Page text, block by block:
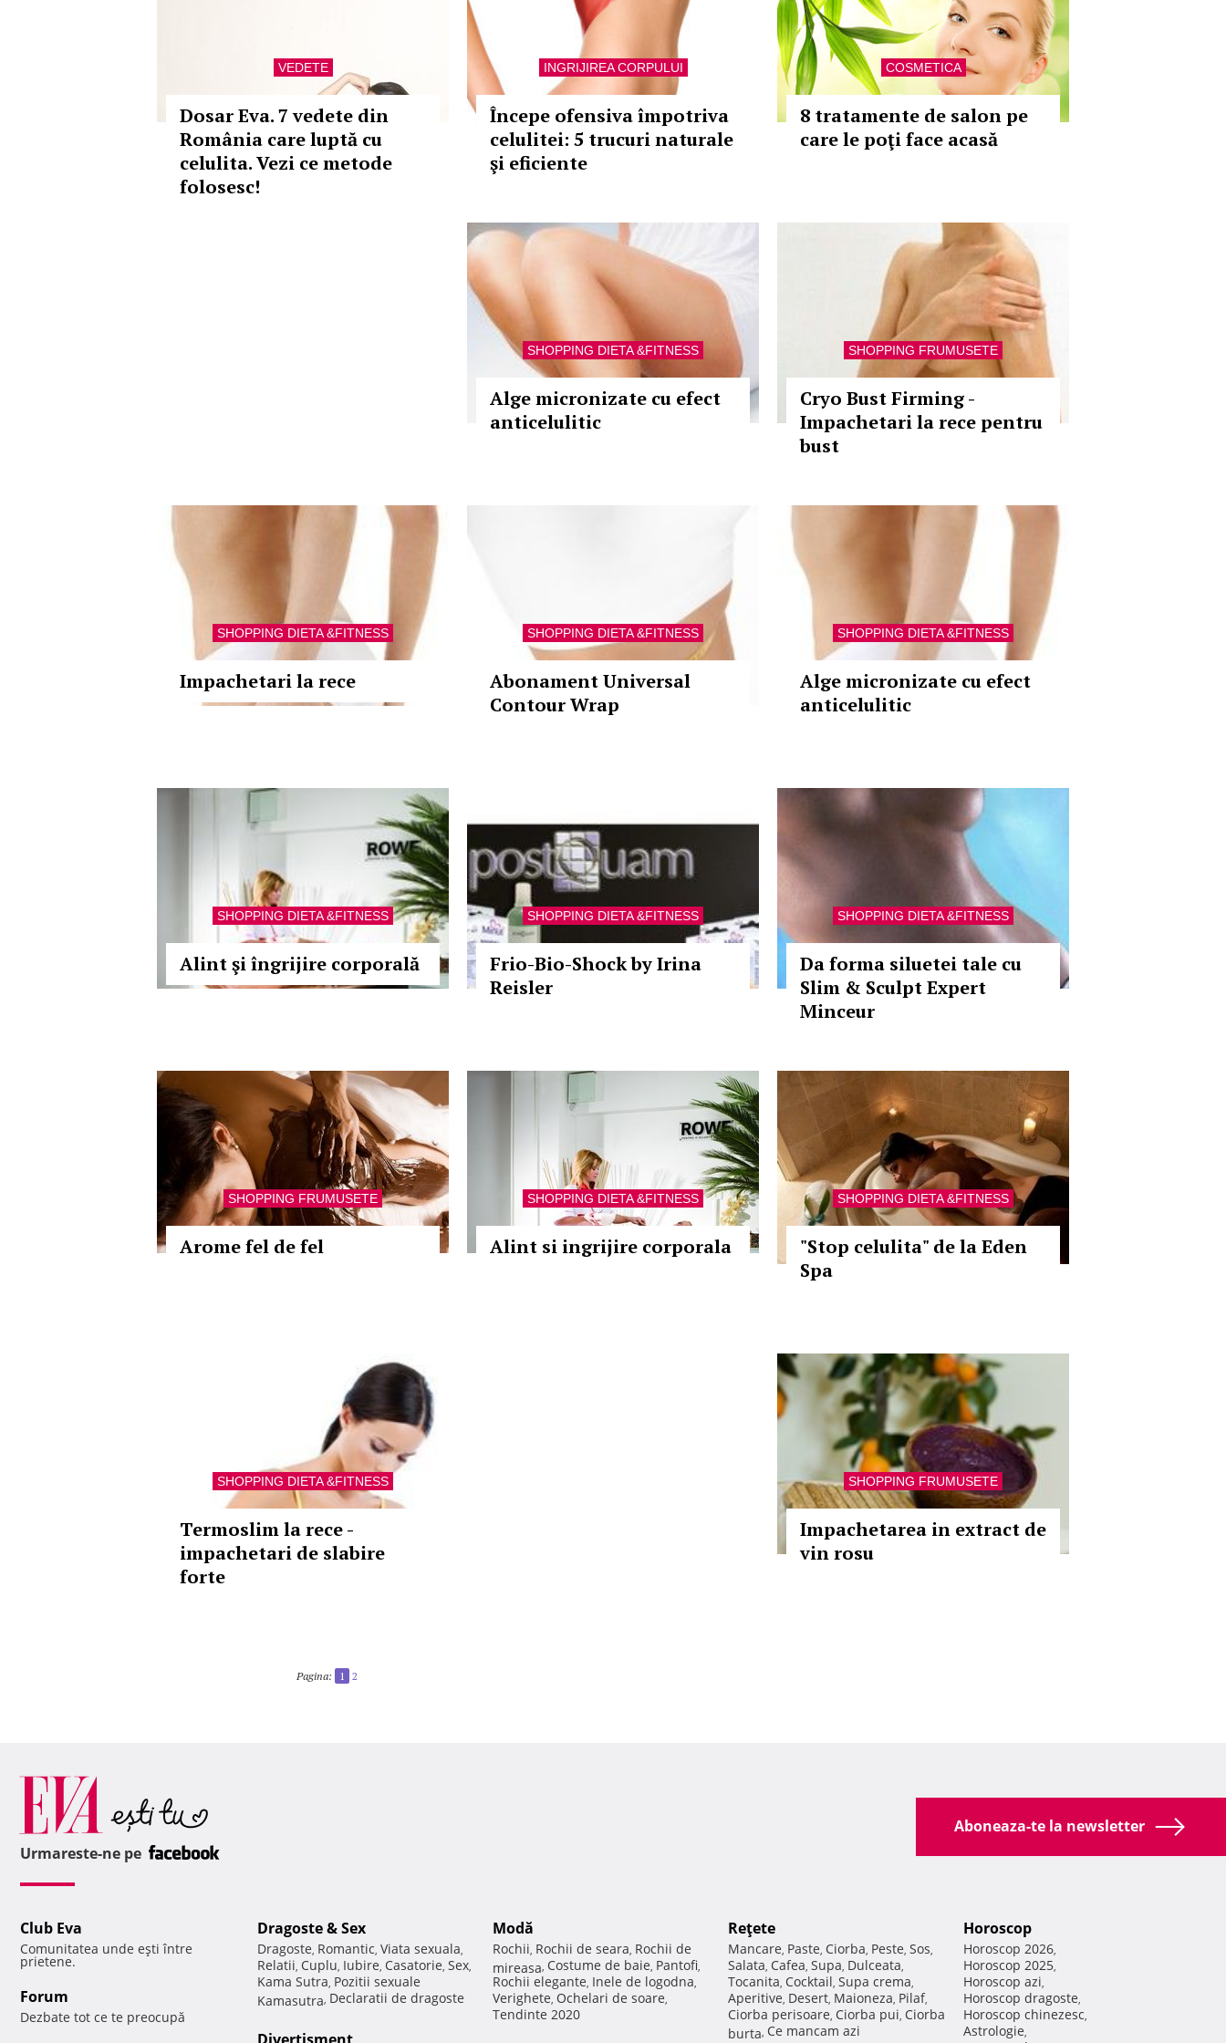
VEDETE
Dosar Eva. 7 vedete din
România care luptă cu
celulita. Vezi ce metode
folosesc!
INGRIJIREA CORPULUI
Începe ofensiva împotriva
celulitei: 5 trucuri naturale
şi eficiente
COSMETICA
8 tratamente de salon pe
care le poţi face acasă
SHOPPING DIETA &FITNESS
Alge micronizate cu efect
anticelulitic
SHOPPING FRUMUSETE
Cryo Bust Firming -
Impachetari la rece pentru
bust
SHOPPING DIETA &FITNESS
Impachetari la rece
SHOPPING DIETA &FITNESS
Abonament Universal
Contour Wrap
SHOPPING DIETA &FITNESS
Alge micronizate cu efect
anticelulitic
SHOPPING DIETA &FITNESS
Alint şi îngrijire corporală
SHOPPING DIETA &FITNESS
Frio-Bio-Shock by Irina
Reisler
SHOPPING DIETA &FITNESS
Da forma siluetei tale cu
Slim & Sculpt Expert
Minceur
SHOPPING FRUMUSETE
Arome fel de fel
SHOPPING DIETA &FITNESS
Alint si ingrijire corporala
SHOPPING DIETA &FITNESS
"Stop celulita" de la Eden
Spa
SHOPPING DIETA &FITNESS
Termoslim la rece -
impachetari de slabire
forte
SHOPPING FRUMUSETE
Impachetarea in extract de
vin rosu
Pagina: 1 2
Aboneaza-te la newsletter
Urmareste-ne pe
Club Eva
Comunitatea unde eşti între
prietene.
Forum
Dezbate tot ce te preocupă
Dragoste & Sex
Dragoste, Romantic, Viata sexuala,
Relatii, Cuplu, Iubire, Casatorie, Sex,
Kama Sutra, Pozitii sexuale
Kamasutra, Declaratii de dragoste
Modă
Rochii, Rochii de seara, Rochii de
mireasa, Costume de baie, Pantofi,
Rochii elegante, Inele de logodna,
Verighete, Ochelari de soare,
Tendinte 2020
Reţete
Mancare, Paste, Ciorba, Peste, Sos,
Salata, Cafea, Supa, Dulceata,
Tocanita, Cocktail, Supa crema,
Aperitive, Desert, Maioneza, Pilaf,
Ciorba perisoare, Ciorba pui, Ciorba
burta, Ce mancam azi
Horoscop
Horoscop 2026,
Horoscop 2025,
Horoscop azi,
Horoscop dragoste,
Horoscop chinezesc,
Astrologie,